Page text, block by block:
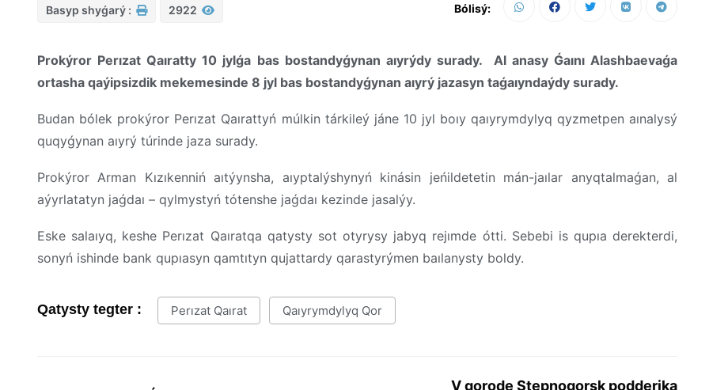
Basyp shyǵarý : 2922 Bólisý:
Prokýror Perızat Qaıratty 10 jylǵa bas bostandyǵynan aıyrýdy surady. Al anasy Ǵaını Alashbaevaǵa
ortasha qaýipsizdik mekemesinde 8 jyl bas bostandyǵynan aıyrý jazasyn taǵaıyndaýdy surady.
Budan bólek prokýror Perızat Qaırattyń múlkin tárkileý jáne 10 jyl boıy qaıyrymdylyq qyzmetpen aınalysý
quqyǵynan aıyrý túrinde jaza surady.
Prokýror Arman Kızıkenniń aıtýynsha, aıyptalýshynyń kinásin jeńildetetin mán-jaılar anyqtalmaǵan, al
aýyrlatatyn jaǵdaı – qylmystyń tótenshe jaǵdaı kezinde jasalýy.
Eske salaıyq, keshe Perızat Qaıratqa qatysty sot otyrysy jabyq rejımde ótti. Sebebi is qupıa derekterdi,
sonyń ishinde bank qupıasyn qamtıtyn qujattardy qarastyrýmen baılanysty boldy.
Qatysty tegter : Perızat Qaırat Qaıyrymdylyq Qor
V gorode Stepnogorsk podderjka